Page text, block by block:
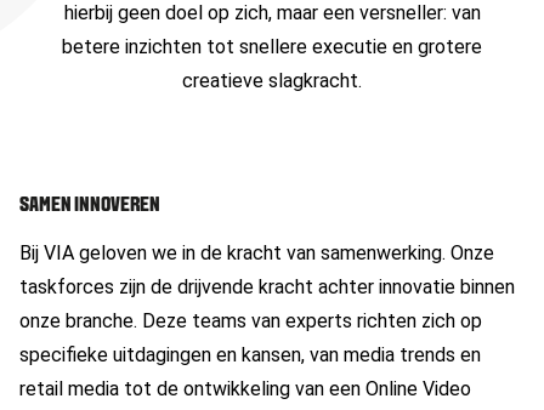
hierbij geen doel op zich, maar een versneller: van
betere inzichten tot snellere executie en grotere
creatieve slagkracht.
SAMEN INNOVEREN
Bij VIA geloven we in de kracht van samenwerking. Onze
taskforces zijn de drijvende kracht achter innovatie binnen
onze branche. Deze teams van experts richten zich op
specifieke uitdagingen en kansen, van media trends en
retail media tot de ontwikkeling van een Online Video